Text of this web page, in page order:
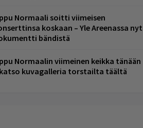
Normaali soitti viimeisen
koskaan – Yle Areenassa nyt
bändistä
Normaalin viimeinen keikka tänään
kuvagalleria torstailta täältä